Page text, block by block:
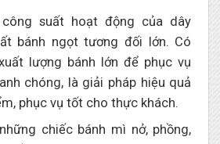
suất hoạt động của dây
bánh ngọt tương đối lớn. Có
lượng bánh lớn để phục vụ
chóng, là giải pháp hiệu quả
phục vụ tốt cho thực khách.
chiếc bánh mì nở, phồng,